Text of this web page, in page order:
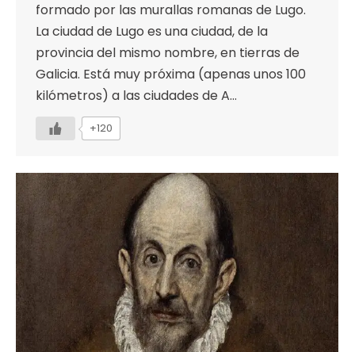
formado por las murallas romanas de Lugo.
La ciudad de Lugo es una ciudad, de la
provincia del mismo nombre, en tierras de
Galicia. Está muy próxima (apenas unos 100
kilómetros) a las ciudades de A…
+120